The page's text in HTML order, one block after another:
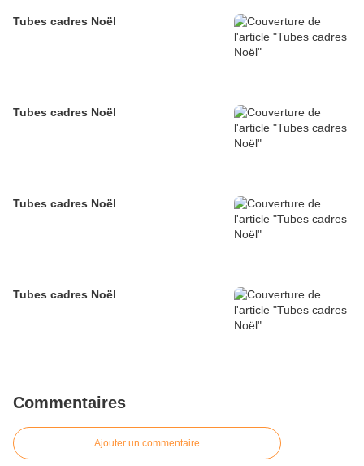
Tubes cadres Noël
Tubes cadres Noël
Tubes cadres Noël
Tubes cadres Noël
Commentaires
Ajouter un commentaire